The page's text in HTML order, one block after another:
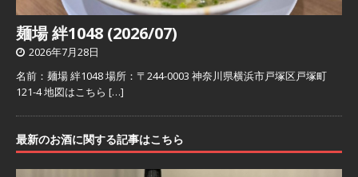
麺場 絆1048 (2026/07)
2026年7月28日
名前：麺場 絆1048 場所：〒244-0003 神奈川県横浜市戸塚区戸塚町
121-4 地図はこちら […]
最新のお酒に関する記事はこちら